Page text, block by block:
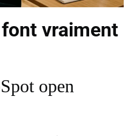
vraiment
open